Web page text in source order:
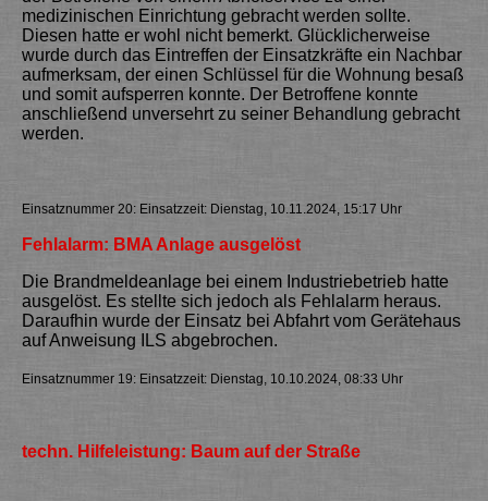
medizinischen Einrichtung gebracht werden sollte.
Diesen hatte er wohl nicht bemerkt. Glücklicherweise
wurde durch das Eintreffen der Einsatzkräfte ein Nachbar
aufmerksam, der einen Schlüssel für die Wohnung besaß
und somit aufsperren konnte. Der Betroffene konnte
anschließend unversehrt zu seiner Behandlung gebracht
werden.
Einsatznummer 20: Einsatzzeit: Dienstag, 10.11.2024, 15:17 Uhr
Fehlalarm: BMA Anlage ausgelöst
Die Brandmeldeanlage bei einem Industriebetrieb hatte
ausgelöst. Es stellte sich jedoch als Fehlalarm heraus.
Daraufhin wurde der Einsatz bei Abfahrt vom Gerätehaus
auf Anweisung ILS abgebrochen.
Einsatznummer 19: Einsatzzeit: Dienstag, 10.10.2024, 08:33 Uhr
techn. Hilfeleistung: Baum auf der Straße